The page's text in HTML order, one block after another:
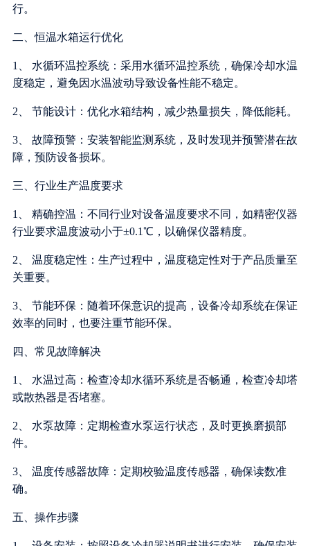
行。
二、恒温水箱运行优化
1、 水循环温控系统：采用水循环温控系统，确保冷却水温
度稳定，避免因水温波动导致设备性能不稳定。
2、 节能设计：优化水箱结构，减少热量损失，降低能耗。
3、 故障预警：安装智能监测系统，及时发现并预警潜在故
障，预防设备损坏。
三、行业生产温度要求
1、 精确控温：不同行业对设备温度要求不同，如精密仪器
行业要求温度波动小于±0.1℃，以确保仪器精度。
2、 温度稳定性：生产过程中，温度稳定性对于产品质量至
关重要。
3、 节能环保：随着环保意识的提高，设备冷却系统在保证
效率的同时，也要注重节能环保。
四、常见故障解决
1、 水温过高：检查冷却水循环系统是否畅通，检查冷却塔
或散热器是否堵塞。
2、 水泵故障：定期检查水泵运行状态，及时更换磨损部
件。
3、 温度传感器故障：定期校验温度传感器，确保读数准
确。
五、操作步骤